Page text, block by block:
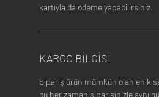
kartıyla da ödeme yapabilirsiniz.
KARGO BİLGİSİ
Sipariş ürün mümkün olan en
bu her zaman siparişinizle aynı